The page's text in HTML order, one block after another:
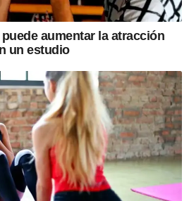
aumentar la atracción
un estudio